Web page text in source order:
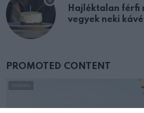
Hajléktalan férfi
vegyek neki